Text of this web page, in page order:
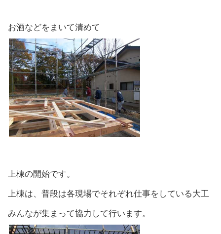
お酒などをまいて清めて
上棟の開始です。
上棟は、普段は各現場でそれぞれ仕事をしている大工
みんなが集まって協力して行います。